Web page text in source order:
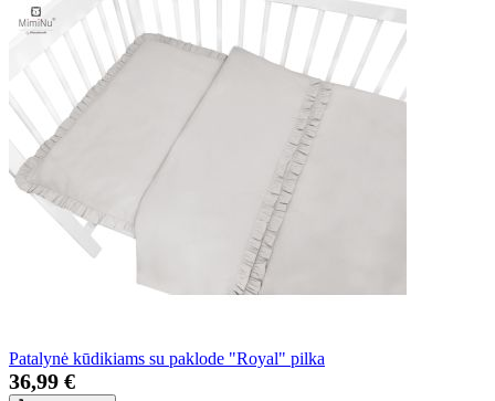
Patalynė kūdikiams su paklode "Royal" pilka
36,99 €